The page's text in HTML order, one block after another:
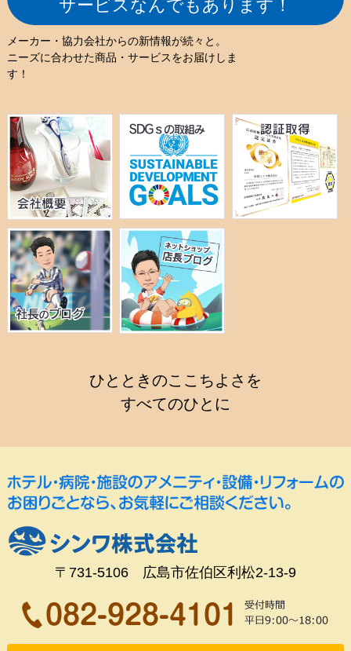
サービスなんでもあります！
メーカー・協力会社からの新情報が続々と。
ニーズに合わせた商品・サービスをお届けしま
す！
ひとときのここちよさを
すべてのひとに
〒731-5106 広島市佐伯区利松2-13-9